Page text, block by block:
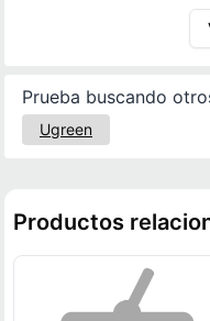
confiable y moderna
calidad y eficiencia
Prueba buscando
Ugreen
Productos